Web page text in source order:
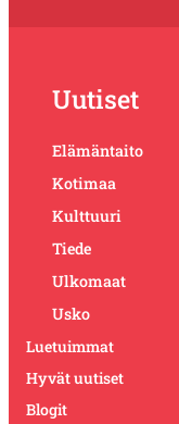
Uutiset
Elämäntaito
Kotimaa
Kulttuuri
Tiede
Ulkomaat
Usko
Luetuimmat
Hyvät uutiset
Blogit